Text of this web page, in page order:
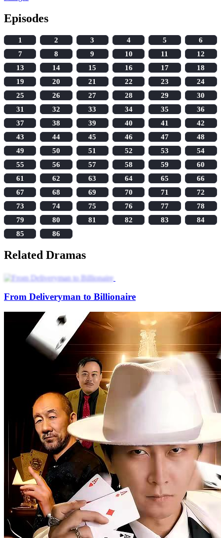
Episodes
1 2 3 4 5
6
7
8 9 10 11
12
13
14 15 16 17
18
19
20 21 22 23
24
25
26 27 28 29
30
31
32 33 34 35
36
37
38 39 40 41
42
43
44 45 46 47
48
49
50 51 52 53
54
55
56 57 58 59
60
61
62 63 64 65
66
67
68 69 70 71
72
73
74 75 76 77
78
79
80 81 82 83
84
85
86
Related Dramas